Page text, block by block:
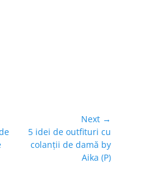
Next →
Next
post:
5 idei de outfituri cu
colanții de damă by
Aika (P)